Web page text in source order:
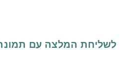
לשליחת המלצה עם